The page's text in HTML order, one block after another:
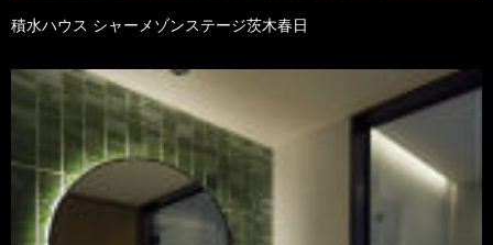
積水ハウス シャーメゾンステージ茨木春日